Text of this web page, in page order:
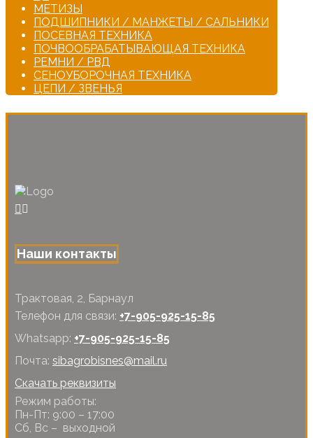
МЕТИЗЫ
ПОДШИПНИКИ / МАНЖЕТЫ / САЛЬНИКИ
ПОСЕВНАЯ ТЕХНИКА
ПОЧВООБРАБАТЫВАЮЩАЯ ТЕХНИКА
РЕМНИ / РВД
СЕНОУБОРОЧНАЯ ТЕХНИКА
ЦЕПИ / ЗВЕНЬЯ
Наши контакты
Трактовая, 2, Барнаул
Телефон для связи: +7-905-925-15-85
Whatsapp: +7-905-925-15-85
Почта: sibagrobisnes@mail.ru
Скачать реквизиты
Режим работы:
Пн-Пт: 9:00 – 17:00
Сб, Вс – выходной